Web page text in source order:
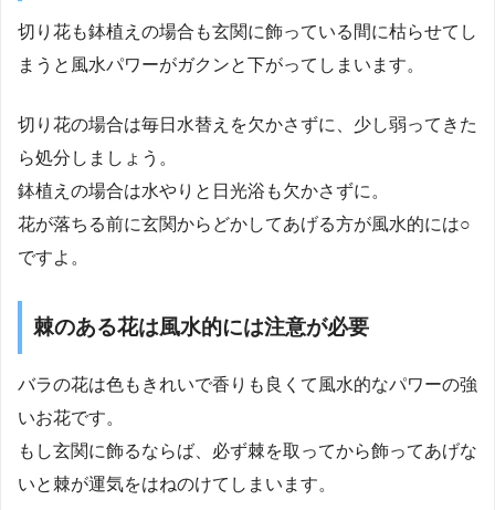
切り花も鉢植えの場合も玄関に飾っている間に枯らせてし
まうと風水パワーがガクンと下がってしまいます。
切り花の場合は毎日水替えを欠かさずに、少し弱ってきた
ら処分しましょう。
鉢植えの場合は水やりと日光浴も欠かさずに。
花が落ちる前に玄関からどかしてあげる方が風水的には○
ですよ。
棘のある花は風水的には注意が必要
バラの花は色もきれいで香りも良くて風水的なパワーの強
いお花です。
もし玄関に飾るならば、必ず棘を取ってから飾ってあげな
いと棘が運気をはねのけてしまいます。